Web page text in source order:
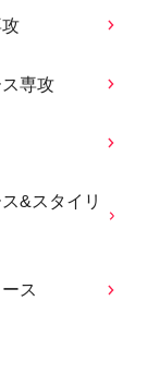
専攻
&スタイリ
ス